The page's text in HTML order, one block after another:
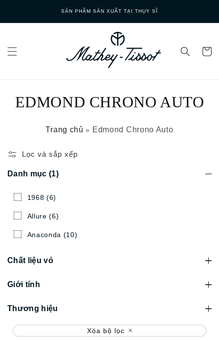
GIAO HÀNG NHANH
EDMOND CHRONO AUTO
Trang chủ » Edmond Chrono Auto
Lọc và sắp xếp
Danh mục (1)
1968 (6)
Allure (6)
Anaconda (10)
Chất liệu vỏ
Giới tính
Thương hiệu
Xóa bộ lọc